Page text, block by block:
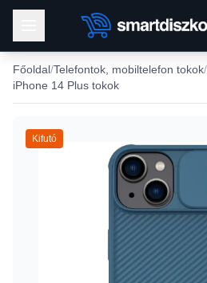
Főoldal Telefontok, mobiltelefon tokok
iPhone 14 Plus tokok
Kifutó